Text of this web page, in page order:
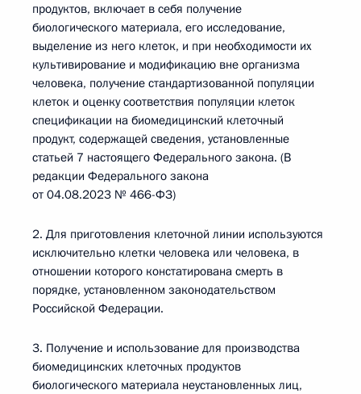
продуктов, включает в себя получение
биологического материала, его исследование,
выделение из него клеток, и при необходимости их
культивирование и модификацию вне организма
человека, получение стандартизованной популяции
клеток и оценку соответствия популяции клеток
спецификации на биомедицинский клеточный
продукт, содержащей сведения, установленные
статьей 7 настоящего Федерального закона. (В
редакции Федерального закона
от 04.08.2023 № 466-ФЗ)
2. Для приготовления клеточной линии используются
исключительно клетки человека или человека, в
отношении которого констатирована смерть в
порядке, установленном законодательством
Российской Федерации.
3. Получение и использование для производства
биомедицинских клеточных продуктов
биологического материала неустановленных лиц,